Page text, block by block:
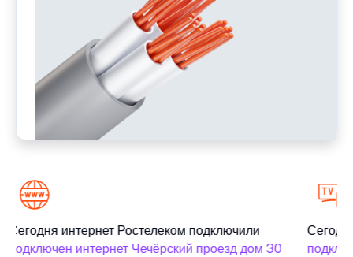
Сегодня интернет Ростелеком подключили
подключен интернет Чечёрский проезд дом 30